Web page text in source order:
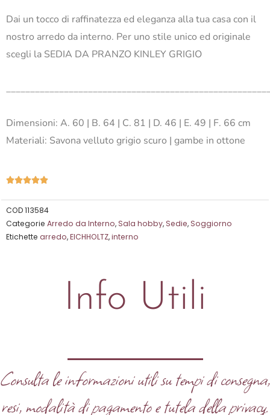
Dai un tocco di raffinatezza ed eleganza alla tua casa con il
nostro arredo da interno. Per uno stile unico ed originale
scegli la SEDIA DA PRANZO KINLEY GRIGIO
Dimensioni: A. 60 | B. 64 | C. 81 | D. 46 | E. 49 | F. 66 cm
Materiali: Savona velluto grigio scuro | gambe in ottone
Valutazione
su
5
COD113584
Categorie Arredo da Interno,Sala hobby,Sedie,Soggiorno
Etichette arredo,EICHHOLTZ,interno
Info Utili
Consulta le informazioni utili su tempi di consegna,
resi, modalità di pagamento e tutela della privacy.